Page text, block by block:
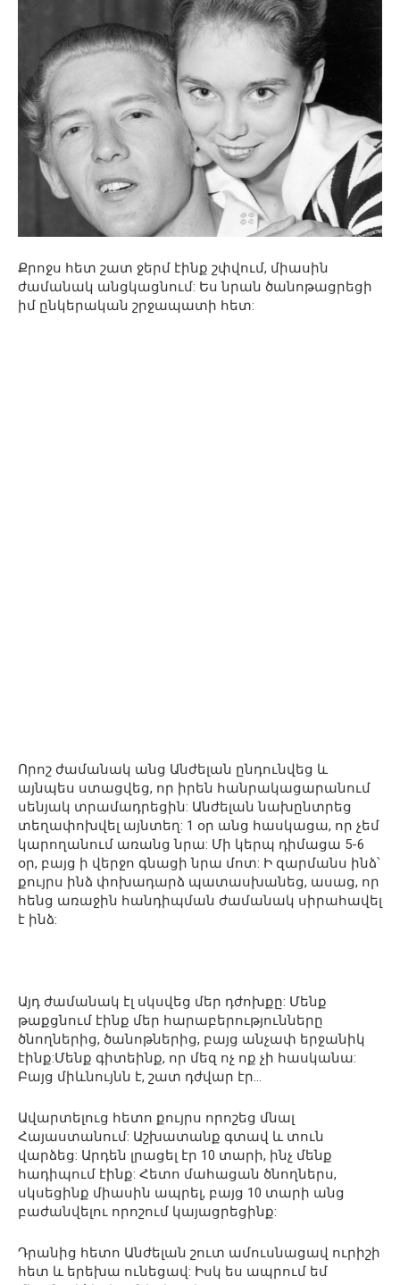
Քրոջս հետ շատ ջերմ էինք շփվում, միասին
ժամանակ անցկացնում: Ես նրան ծանոթացրեցի
իմ ընկերական շրջապատի հետ:
Որոշ ժամանակ անց Անժելան ընդունվեց և
այնպես ստացվեց, որ իրեն հանրակացարանում
սենյակ տրամադրեցին: Անժելան նախընտրեց
տեղափոխվել այնտեղ: 1 օր անց հասկացա, որ չեմ
կարողանում առանց նրա: Մի կերպ դիմացա 5-6
օր, բայց ի վերջո գնացի նրա մոտ: Ի զարմանս ինձ՝
քույրս ինձ փոխադարձ պատասխանեց, ասաց, որ
հենց առաջին հանդիպման ժամանակ սիրահավել
է ինձ:
Այդ ժամանակ էլ սկսվեց մեր դժոխքը: Մենք
թաքցնում էինք մեր հարաբերությունները
ծնողներից, ծանոթներից, բայց անչափ երջանիկ
էինք:Մենք գիտեինք, որ մեզ ոչ ոք չի հասկանա:
Բայց միևնույնն է, շատ դժվար էր…
Ավարտելուց հետո քույրս որոշեց մնալ
Հայաստանում: Աշխատանք գտավ և տուն
վարձեց: Արդեն լրացել էր 10 տարի, ինչ մենք
հադիպում էինք: Հետո մահացան ծնողներս,
սկսեցինք միասին ապրել, բայց 10 տարի անց
բաժանվելու որոշում կայացրեցինք:
Դրանից հետո Անժելան շուտ ամուսնացավ ուրիշի
հետ և երեխա ունեցավ: Իսկ ես ապրում եմ